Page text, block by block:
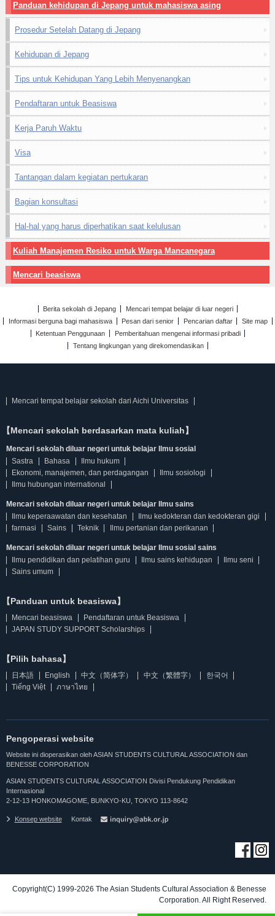
Panduan kehidupan di Jepang untuk mahasiswa asing
Prosedur Setelah Datang di Jepang
Kehidupan di Jepang
Tips untuk Kehidupan Yang Lebih Menyenangkan
Pendaftaran untuk Beasiswa
Kerja Paruh Waktu
Visa
Tantangan dalam kegiatan pertukaran
Bagian konsultasi
Hal-hal yang harus diperhatikan saat kelulusan
Kuliah Manajemen Resiko untuk Warga Mancanegara
Mencari beasiswa
Berita sekolah di Jepang
Mencari tempat belajar di luar negeri
Informasi berguna bagi mahasiswa
Pesan dari senior Pencarian daftar
Site map
Ketentuan Penggunaan
Pemberitahuan mengenai informasi pribadi
Tentang lingkungan yang direkomendasikan
Mencari tempat belajar sekolah dari Aichi Universitas
【Mencari sekolah berdasarkan mata kuliah】
Mencari sekolah diluar negeri untuk belajar Ilmu sosial
Sastra
Bahasa
Ilmu hukum
Ekonomi, manajemen, dan perdagangan
Ilmu sosiologi
Ilmu hubungan international
Mencari sekolah diluar negeri untuk belajar Ilmu sains
Ilmu keperaawatan dan kesehatan
Ilmu kedokteran dan kedokteran gigi
farmasi
Sains Teknik Ilmu pertanian dan perikanan
Mencari sekolah diluar negeri untuk belajar Ilmu sosial sains
Ilmu pendidikan dan pelatihan guru
Ilmu sains kehidupan
Ilmu seni
Sains umum
【Panduan untuk beasiswa】
Mencari beasiswa
Pendaftaran untuk Beasiswa
JAPAN STUDY SUPPORT Scholarships
【Pilih bahasa】
日本語 English 中文（简体字） 中文（繁體字）
한국어
Tiếng Việt
ภาษาไทย
Pengoperasi website
Website ini dioperasikan oleh ASIAN STUDENTS CULTURAL ASSOCIATION dan
BENESSE CORPORATION
ASIAN STUDENTS CULTURAL ASSOCIATION Divisi Pendukung Pendidikan
Internasional
2-12-13 HONKOMAGOME, BUNKYO-KU, TOKYO 113-8642
Konsep website Kontak
Copyright(C) 1999-2026 The Asian Students Cultural Association & Benesse
Corporation. All Right Reserved.